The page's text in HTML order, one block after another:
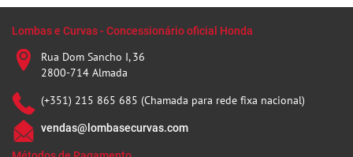
Lombas e Curvas - Concessionário oficial Honda
Rua Dom Sancho I, 36
2800-714 Almada
(+351) 215 865 685 (Chamada para rede fixa nacional)
vendas@lombasecurvas.com